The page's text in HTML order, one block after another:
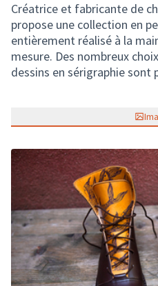
Créatrice et fabricante de
propose une collection en
entièrement réalisé à la
mesure. Des nombreux
dessins en sérigraphie sont